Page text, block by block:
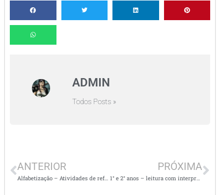
ADMIN
Todos Posts »
ANTERIOR
Alfabetização – Atividades de reforço
PRÓXIMA
1° e 2° anos – leitura com interpretação de texto e outras atividades